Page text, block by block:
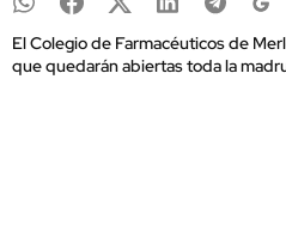
El Colegio de Farmacéuticos de
que quedarán abiertas toda la